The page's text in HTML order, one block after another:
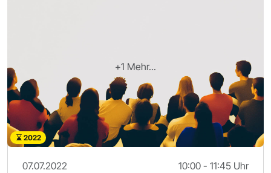
+1 Mehr...
2022
07.07.2022 10:00 - 11:45 Uhr